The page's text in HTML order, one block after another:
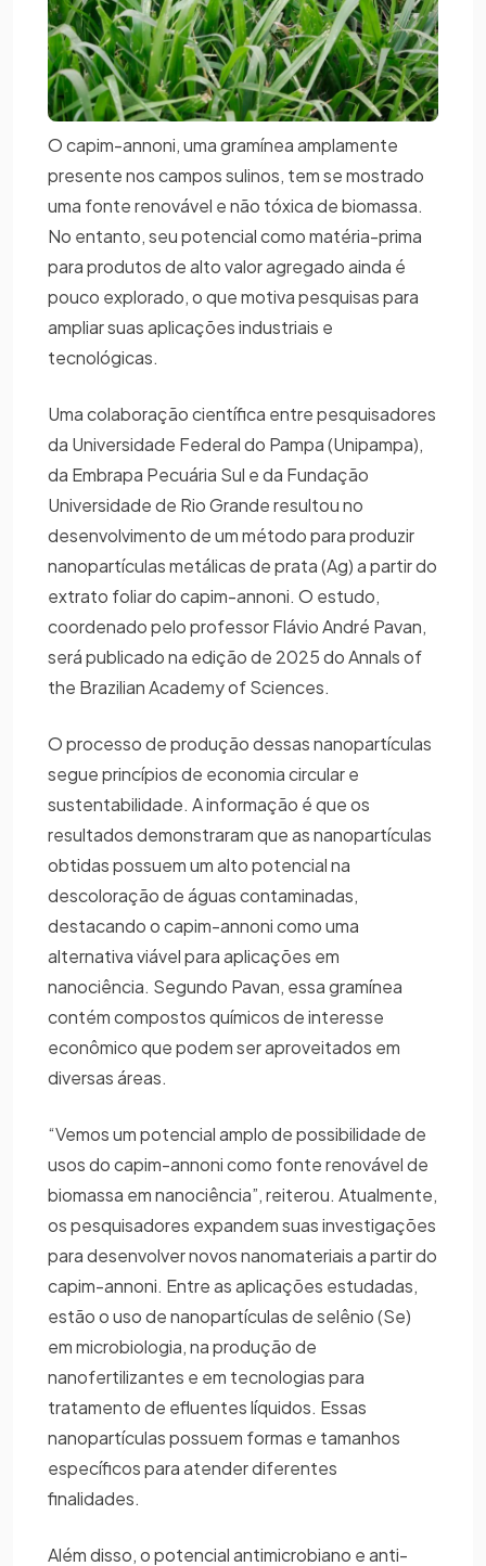
O capim-annoni, uma gramínea amplamente
presente nos campos sulinos, tem se mostrado
uma fonte renovável e não tóxica de biomassa.
No entanto, seu potencial como matéria-prima
para produtos de alto valor agregado ainda é
pouco explorado, o que motiva pesquisas para
ampliar suas aplicações industriais e
tecnológicas.
Uma colaboração científica entre pesquisadores
da Universidade Federal do Pampa (Unipampa),
da Embrapa Pecuária Sul e da Fundação
Universidade de Rio Grande resultou no
desenvolvimento de um método para produzir
nanopartículas metálicas de prata (Ag) a partir do
extrato foliar do capim-annoni. O estudo,
coordenado pelo professor Flávio André Pavan,
será publicado na edição de 2025 do Annals of
the Brazilian Academy of Sciences.
O processo de produção dessas nanopartículas
segue princípios de economia circular e
sustentabilidade. A informação é que os
resultados demonstraram que as nanopartículas
obtidas possuem um alto potencial na
descoloração de águas contaminadas,
destacando o capim-annoni como uma
alternativa viável para aplicações em
nanociência. Segundo Pavan, essa gramínea
contém compostos químicos de interesse
econômico que podem ser aproveitados em
diversas áreas.
“Vemos um potencial amplo de possibilidade de
usos do capim-annoni como fonte renovável de
biomassa em nanociência”, reiterou. Atualmente,
os pesquisadores expandem suas investigações
para desenvolver novos nanomateriais a partir do
capim-annoni. Entre as aplicações estudadas,
estão o uso de nanopartículas de selênio (Se)
em microbiologia, na produção de
nanofertilizantes e em tecnologias para
tratamento de efluentes líquidos. Essas
nanopartículas possuem formas e tamanhos
específicos para atender diferentes
finalidades.
Além disso, o potencial antimicrobiano e anti-